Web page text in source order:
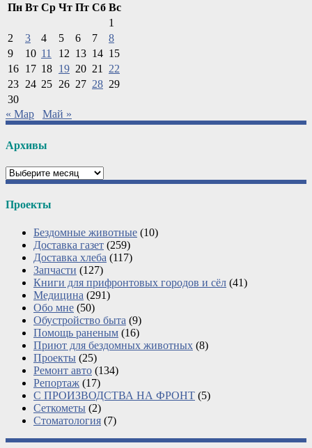
Пн Вт Ср Чт Пт Сб Вс
1
2
3 4 5 6 7
8
9
10 11 12 13 14 15
16 17 18 19 20 21
22
23 24 25 26 27 28 29
30
« Мар
Май »
Архивы
Архивы
Проекты
Бездомные животные (10)
Доставка газет (259)
Доставка хлеба (117)
Запчасти (127)
Книги для прифронтовых городов и сёл (41)
Медицина (291)
Обо мне (50)
Обустройство быта (9)
Помощь раненым (16)
Приют для бездомных животных (8)
Проекты (25)
Ремонт авто (134)
Репортаж (17)
С ПРОИЗВОДСТВА НА ФРОНТ (5)
Сеткометы (2)
Стоматология (7)